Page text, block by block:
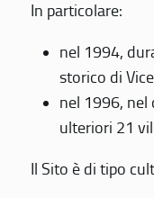
In particolare:
nel 1994,
storico di
nel 1996, nel
ulteriori 21
Il Sito è di tipo